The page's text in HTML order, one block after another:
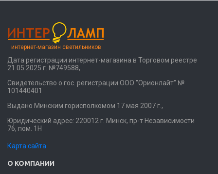
интернет-магазин светильников
Дата регистрации интернет-магазина в Торговом реестре
21.05.2025 г. №749588,
Свидетельство о гос. регистрации ООО "Орионлайт" №
101440401
Выдано Минским горисполкомом 17 мая 2007 г.,
Юридический адрес: 220012 г. Минск, пр-т Независимости
76, пом. 1Н
Карта сайта
О КОМПАНИИ